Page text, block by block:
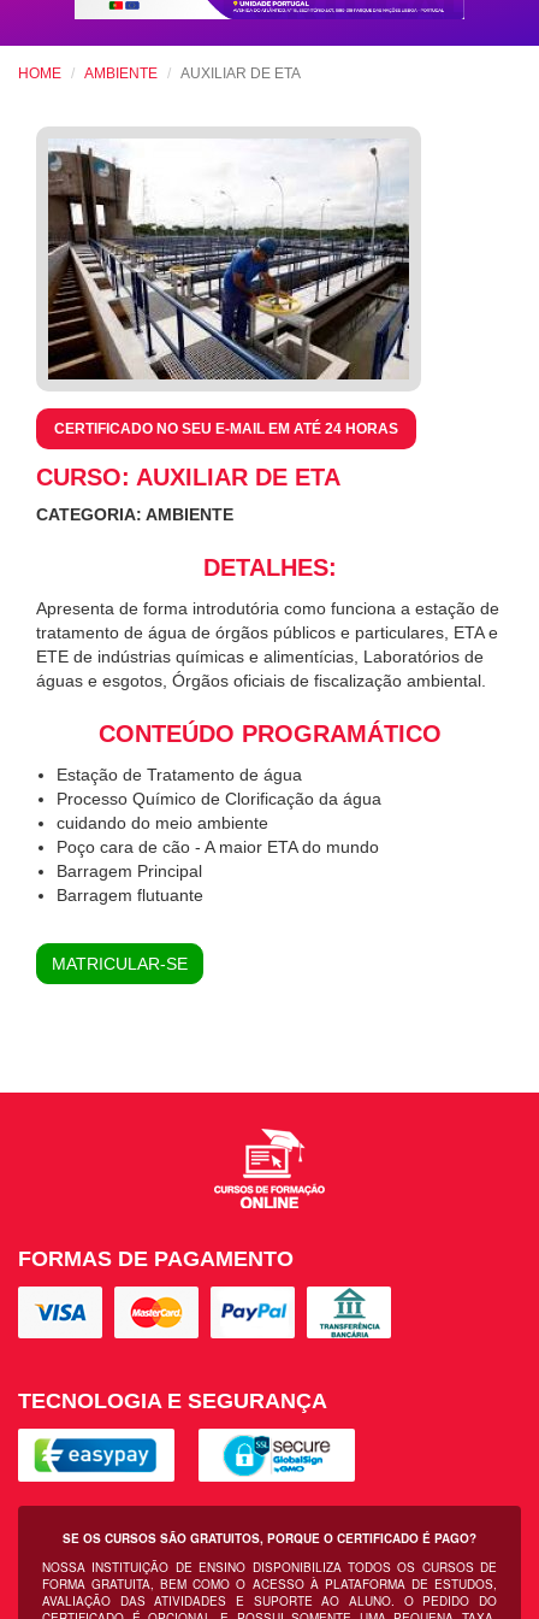
HOME AMBIENTE AUXILIAR DE ETA
CERTIFICADO NO SEU E-MAIL EM ATÉ 24 HORAS
CURSO: AUXILIAR DE ETA
CATEGORIA: AMBIENTE
DETALHES:
Apresenta de forma introdutória como funciona a estação de
tratamento de água de órgãos públicos e particulares, ETA e
ETE de indústrias químicas e alimentícias, Laboratórios de
águas e esgotos, Órgãos oficiais de fiscalização ambiental.
CONTEÚDO PROGRAMÁTICO
Estação de Tratamento de água
Processo Químico de Clorificação da água
cuidando do meio ambiente
Poço cara de cão - A maior ETA do mundo
Barragem Principal
Barragem flutuante
MATRICULAR-SE
FORMAS DE PAGAMENTO
TECNOLOGIA E SEGURANÇA
SE OS CURSOS SÃO GRATUITOS, PORQUE O CERTIFICADO É PAGO?
NOSSA INSTITUIÇÃO DE ENSINO DISPONIBILIZA TODOS OS CURSOS DE
FORMA GRATUITA, BEM COMO O ACESSO À PLATAFORMA DE ESTUDOS,
AVALIAÇÃO DAS ATIVIDADES E SUPORTE AO ALUNO. O PEDIDO DO